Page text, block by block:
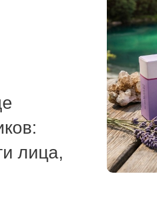
лица,